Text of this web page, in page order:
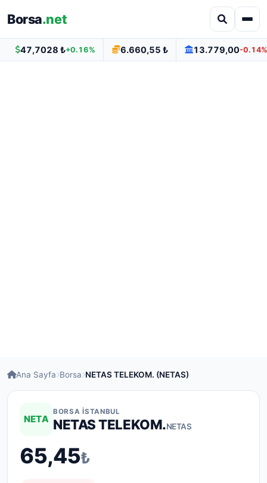
Borsa.net
47,7028 ₺+0.16% 6.660,55 ₺ 13.779,00-0.14%
Ana Sayfa Borsa NETAS TELEKOM. (NETAS)
NETA
BORSA İSTANBUL
NETAS TELEKOM.NETAS
65,45₺